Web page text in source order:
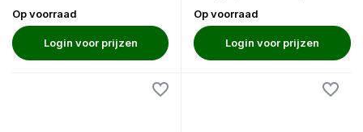
Op voorraad
Login voor prijzen
Op voorraad
Login voor prijzen